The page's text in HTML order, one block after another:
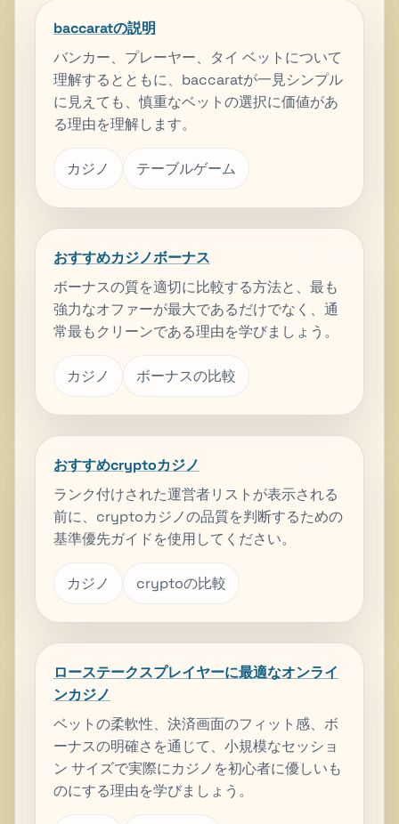
baccaratの説明
バンカー、プレーヤー、タイ ベットについて
理解するとともに、baccaratが一見シンプル
に見えても、慎重なベットの選択に価値があ
る理由を理解します。
カジノ テーブルゲーム
おすすめカジノボーナス
ボーナスの質を適切に比較する方法と、最も
強力なオファーが最大であるだけでなく、通
常最もクリーンである理由を学びましょう。
カジノ ボーナスの比較
おすすめcryptoカジノ
ランク付けされた運営者リストが表示される
前に、cryptoカジノの品質を判断するための
基準優先ガイドを使用してください。
カジノ cryptoの比較
ローステークスプレイヤーに最適なオンライ
ンカジノ
ベットの柔軟性、決済画面のフィット感、ボ
ーナスの明確さを通じて、小規模なセッショ
ン サイズで実際にカジノを初心者に優しいも
のにする理由を学びましょう。